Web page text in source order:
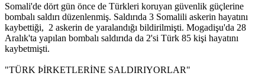
Somali'de dört gün önce de Türkleri koruyan güvenlik güçlerine
bombalı saldırı düzenlenmiş. Saldırıda 3 Somalili askerin hayatını
kaybettiği, 2 askerin de yaralandığı bildirilmişti. Mogadişu'da 28
Aralık'ta yapılan bombalı saldırıda da 2'si Türk 85 kişi hayatını
kaybetmişti.
"TÜRK ÞİRKETLERİNE SALDIRIYORLAR"